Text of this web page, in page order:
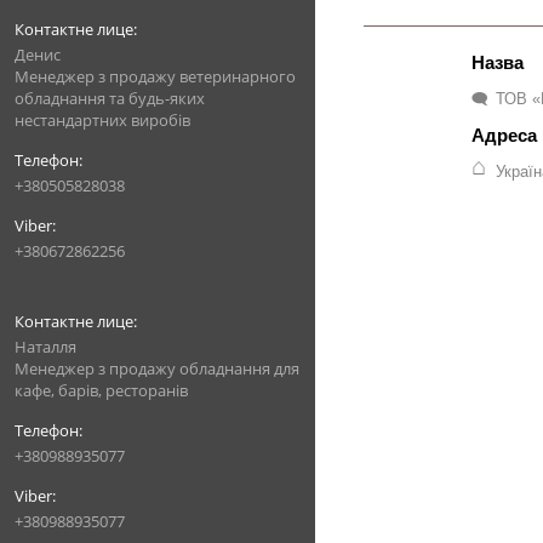
Денис
Менеджер з продажу ветеринарного
обладнання та будь-яких
нестандартних виробів
+380505828038
+380672862256
Наталля
Менеджер з продажу обладнання для
кафе, барів, ресторанів
+380988935077
+380988935077
ТОВ